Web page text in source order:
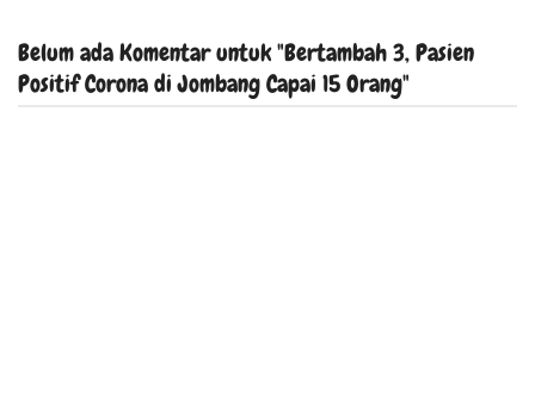
Belum ada Komentar untuk "Bertambah 3, Pasien
Positif Corona di Jombang Capai 15 Orang"